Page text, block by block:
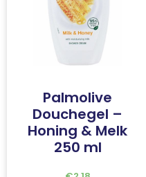
Palmolive
Douchegel –
Honing & Melk
250 ml